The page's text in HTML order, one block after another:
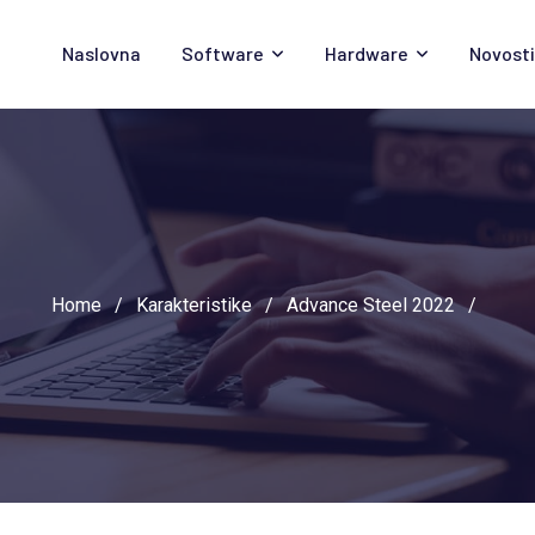
Naslovna Software Hardware Novosti
Home / Karakteristike / Advance Steel 2022 /